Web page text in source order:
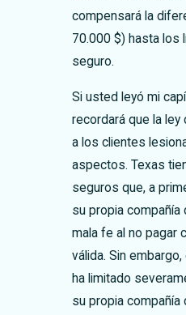
compensará la
70.000 $) hasta los
seguro.
Si usted leyó mi
recordará que la
a los clientes
aspectos. Texas
seguros que, a
su propia
mala fe al no pagar
válida. Sin
ha limitado
su propia